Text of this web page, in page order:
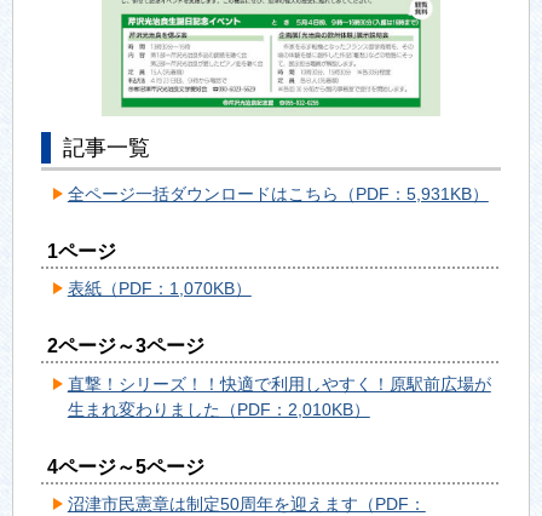
記事一覧
全ページ一括ダウンロードはこちら（PDF：5,931KB）
1ページ
表紙（PDF：1,070KB）
2ページ～3ページ
直撃！シリーズ！！快適で利用しやすく！原駅前広場が
生まれ変わりました（PDF：2,010KB）
4ページ～5ページ
沼津市民憲章は制定50周年を迎えます（PDF：